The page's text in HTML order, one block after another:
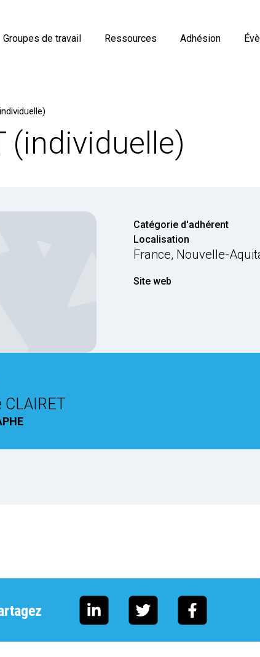
Groupes de travail Ressources Adhésion
(individuelle)
CLAIRET
Catégorie d'adhérent
Localisation
France, Nouvelle-
Site web